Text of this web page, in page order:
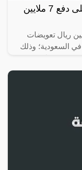
السعودية تجبر شركة أمازون على دفع 7 ملايين
أمازون الأمريكية 7 ملايين ريال تعويضات
في السعودية؛ وذلك